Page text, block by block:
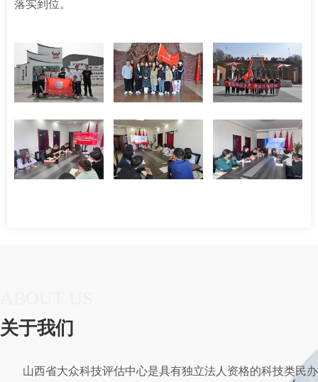
关于我们
山西省大众科技评估中心是具有独立法人资格的科技类民办
落实到位。